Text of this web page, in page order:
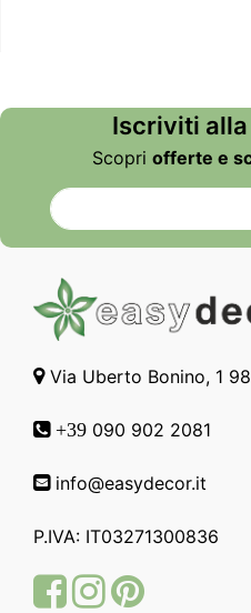
Iscriviti
Scopri offerte e
Via Uberto Bonino, 1
+39 090 902 2081
info@easydecor.it
P.IVA: IT03271300836
FacebookInstagram
Pinterest